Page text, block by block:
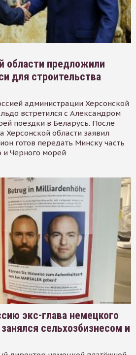
области предложили
для строительства
администрации Херсонской
встретился с Александром
поездки в Беларусь. После
Херсонской области заявил
готов передать Минску часть
и Черного морей
экс-глава немецкого
сельхозбизнесом и